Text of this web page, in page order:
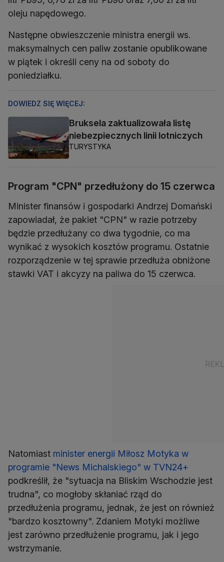
oleju napędowego.
Następne obwieszczenie ministra energii ws.
maksymalnych cen paliw zostanie opublikowane
w piątek i określi ceny na od soboty do
poniedziałku.
DOWIEDZ SIĘ WIĘCEJ:
Bruksela zaktualizowała listę
niebezpiecznych linii lotniczych
TURYSTYKA
Program "CPN" przedłużony do 15 czerwca
Minister finansów i gospodarki Andrzej Domański
zapowiadał, że pakiet "CPN" w razie potrzeby
będzie przedłużany co dwa tygodnie, co ma
wynikać z wysokich kosztów programu. Ostatnie
rozporządzenie w tej sprawie przedłuża obniżone
stawki VAT i akcyzy na paliwa do 15 czerwca.
Natomiast minister energii Miłosz Motyka w
programie "News Michalskiego" w TVN24+
podkreślił, że "sytuacja na Bliskim Wschodzie jest
trudna", co mogłoby skłaniać rząd do
przedłużenia programu, jednak, że jest on również
"bardzo kosztowny". Zdaniem Motyki możliwe
jest zarówno przedłużenie programu, jak i jego
wstrzymanie.